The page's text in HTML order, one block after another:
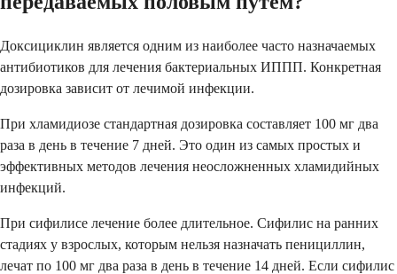
Доксициклин является одним из наиболее часто назначаемых
антибиотиков для лечения бактериальных ИППП. Конкретная
дозировка зависит от лечимой инфекции.
При хламидиозе стандартная дозировка составляет 100 мг два
раза в день в течение 7 дней. Это один из самых простых и
эффективных методов лечения неосложненных хламидийных
инфекций.
При сифилисе лечение более длительное. Сифилис на ранних
стадиях у взрослых, которым нельзя назначать пенициллин,
лечат по 100 мг два раза в день в течение 14 дней. Если сифилис